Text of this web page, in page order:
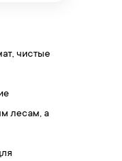
чистые
лесам, а